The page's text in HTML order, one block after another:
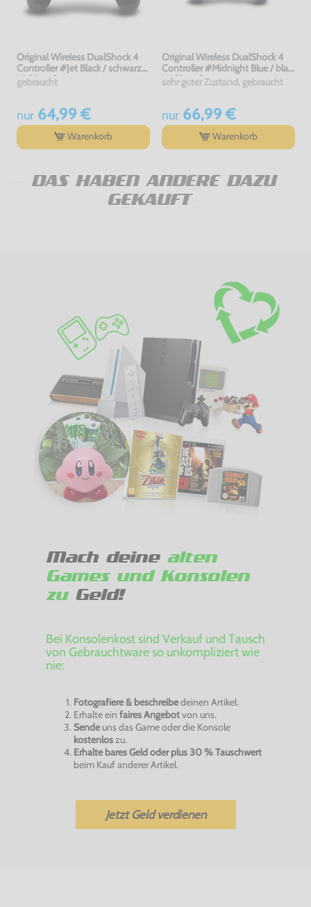
Original Wireless DualShock 4
Controller #Jet Black / schwarz
V1 [Sony]
gebraucht
nur64,99 €
Warenkorb
Original Wireless DualShock 4
Controller #Midnight Blue / blau
V2 [Sony]
sehr guter Zustand, gebraucht
nur66,99 €
Warenkorb
DAS HABEN ANDERE DAZU
GEKAUFT
Mach deine alten
Games und Konsolen
zuGeld!
Bei Konsolenkost sind Verkauf und Tausch
von Gebrauchtware so unkompliziert wie
nie:
Fotografiere & beschreibedeinen Artikel.
Erhalte ein faires Angebotvon uns.
Sendeuns das Game oder die Konsole
kostenloszu.
Erhalte bares Geld oder plus 30 % Tauschwert
beim Kauf anderer Artikel.
Jetzt Geld verdienen